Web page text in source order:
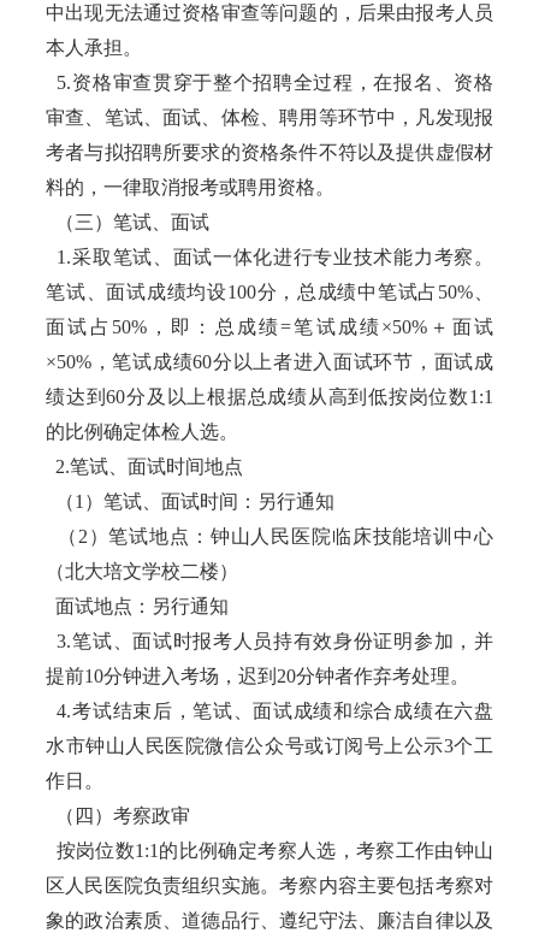
中出现无法通过资格审查等问题的，后果由报考人员
本人承担。
5.资格审查贯穿于整个招聘全过程，在报名、资格
审查、笔试、面试、体检、聘用等环节中，凡发现报
考者与拟招聘所要求的资格条件不符以及提供虚假材
料的，一律取消报考或聘用资格。
（三）笔试、面试
1.采取笔试、面试一体化进行专业技术能力考察。
笔试、面试成绩均设100分，总成绩中笔试占50%、
面试占50%，即：总成绩=笔试成绩×50%＋面试
×50%，笔试成绩60分以上者进入面试环节，面试成
绩达到60分及以上根据总成绩从高到低按岗位数1:1
的比例确定体检人选。
2.笔试、面试时间地点
（1）笔试、面试时间：另行通知
（2）笔试地点：钟山人民医院临床技能培训中心
（北大培文学校二楼）
面试地点：另行通知
3.笔试、面试时报考人员持有效身份证明参加，并
提前10分钟进入考场，迟到20分钟者作弃考处理。
4.考试结束后，笔试、面试成绩和综合成绩在六盘
水市钟山人民医院微信公众号或订阅号上公示3个工
作日。
（四）考察政审
按岗位数1:1的比例确定考察人选，考察工作由钟山
区人民医院负责组织实施。考察内容主要包括考察对
象的政治素质、道德品行、遵纪守法、廉洁自律以及